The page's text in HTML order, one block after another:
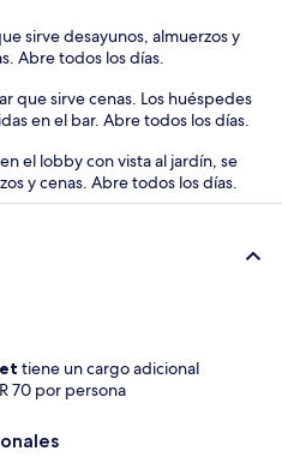
sirve desayunos, almuerzos y
Abre todos los días.
que sirve cenas. Los huéspedes
en el bar. Abre todos los días.
el lobby con vista al jardín, se
y cenas. Abre todos los días.
tiene un cargo adicional
70 por persona